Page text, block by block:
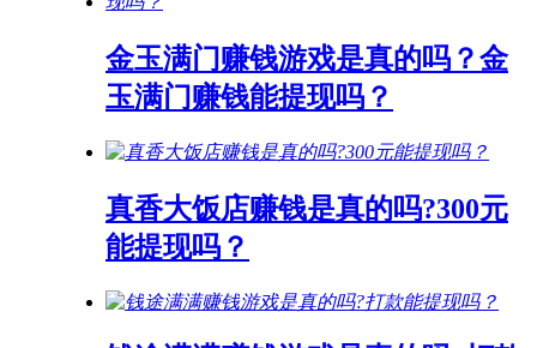
金玉满门赚钱游戏是真的吗？金
玉满门赚钱能提现吗？
真香大饭店赚钱是真的吗?300元
能提现吗？